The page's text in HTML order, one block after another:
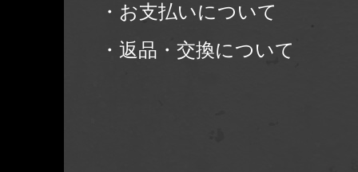
・お支払いについて
・返品・交換について